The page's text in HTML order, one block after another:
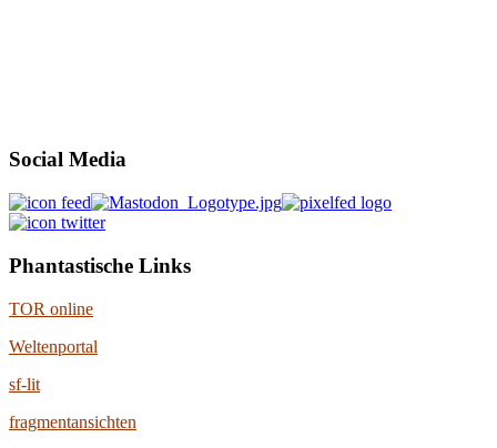
Social Media
Phantastische Links
TOR online
Weltenportal
sf-lit
fragmentansichten